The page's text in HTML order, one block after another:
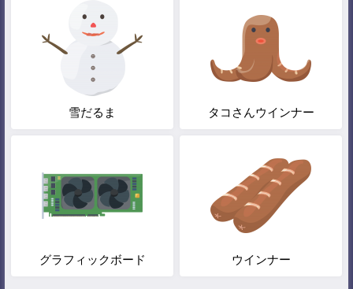
雪だるま タコさんウインナー
グラフィックボード ウインナー